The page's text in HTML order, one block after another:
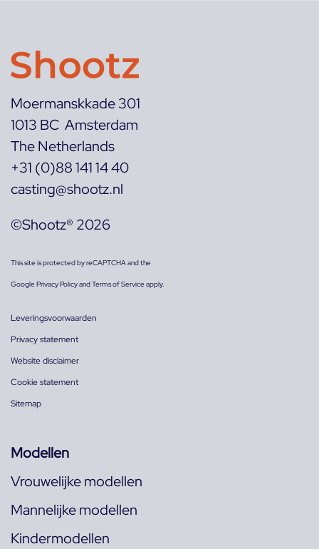
Moermanskkade 301
1013 BC Amsterdam
The Netherlands
+31 (0)88 141 14 40
casting@shootz.nl
©Shootz® 2026
This site is protected by reCAPTCHA and the
GooglePrivacy PolicyandTerms of Serviceapply.
Leveringsvoorwaarden
Privacy statement
Website disclaimer
Cookie statement
Sitemap
Modellen
Vrouwelijke modellen
Mannelijke modellen
Kindermodellen